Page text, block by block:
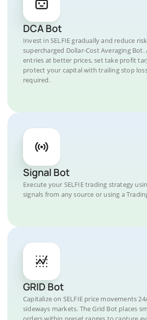
DCA Bot
Invest in SELFIE gradually and reduce
supercharged Dollar-Cost Averaging
entries at better prices, set take profit
protect your capital with trailing stop
required.
Signal Bot
Execute your SELFIE trading strategy
signals from any source or using a
GRID Bot
Capitalize on SELFIE price movements
sideways markets. The Grid Bot places